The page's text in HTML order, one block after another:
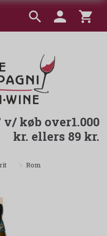
v/ køb over1.000
kr. ellers 89 kr.
Rom